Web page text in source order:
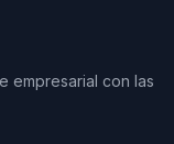
empresarial con las